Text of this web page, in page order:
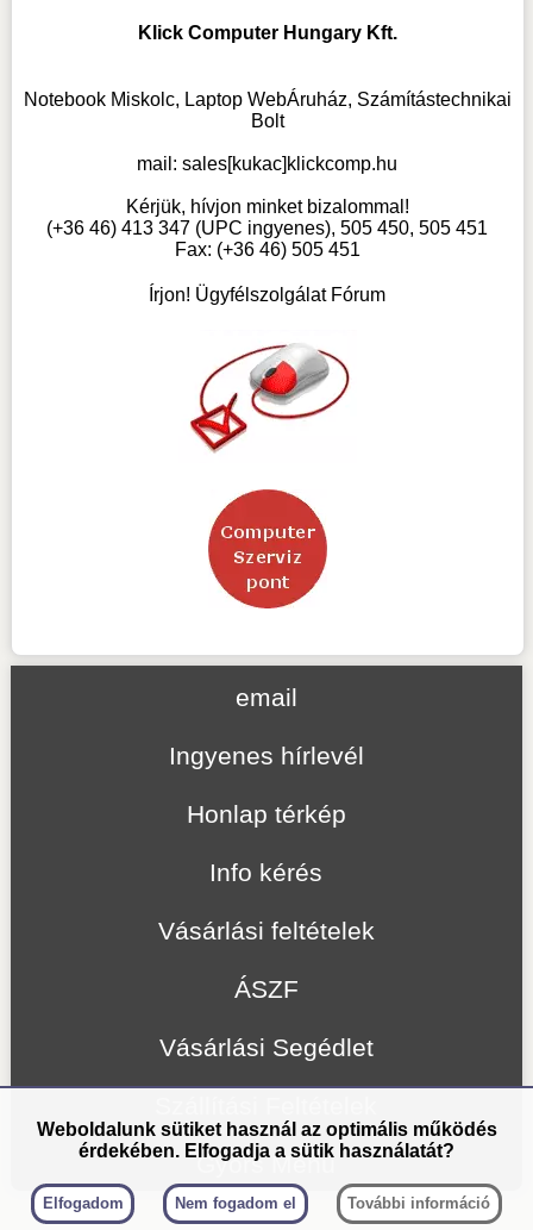
Klick Computer Hungary Kft.
Notebook Miskolc, Laptop WebÁruház, Számítástechnikai
Bolt
mail:sales[kukac]klickcomp.hu
Kérjük, hívjon minket bizalommal!
(+36 46) 413 347 (UPC ingyenes), 505 450, 505 451
Fax: (+36 46) 505 451
Írjon! Ügyfélszolgálat Fórum
email
Ingyenes hírlevél
Honlap térkép
Info kérés
Vásárlási feltételek
ÁSZF
Vásárlási Segédlet
Gyors Menü
Weboldalunk sütiket használ az optimális működés
érdekében. Elfogadja a sütik használatát?
Elfogadom Nem fogadom el További információ